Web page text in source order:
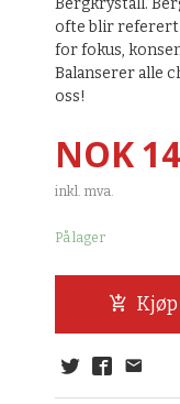
Bergkrystall.
ofte blir referert
for fokus,
Balanserer alle
oss!
Pris
NOK
inkl. mva.
På lager
Kjøp